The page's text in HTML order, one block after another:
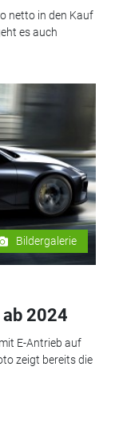
netto in den Kauf
es auch
Bildergalerie
2024
E-Antrieb auf
zeigt bereits die